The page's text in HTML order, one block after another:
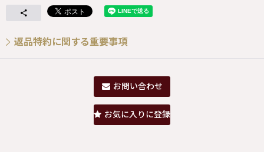
返品特約に関する重要事項
お問い合わせ
お気に入りに登録